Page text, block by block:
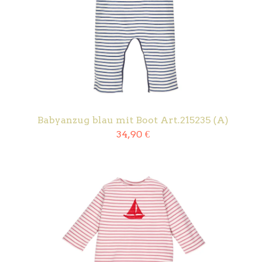
Babyanzug blau mit Boot Art.215235 (A)
34,90 €